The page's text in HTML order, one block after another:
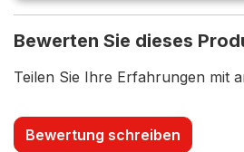
Bewerten Sie dieses
Teilen Sie Ihre Erfahrungen mit
Bewertung schreiben